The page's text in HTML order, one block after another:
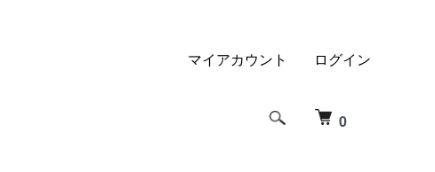
0
マイアカウント ログイン